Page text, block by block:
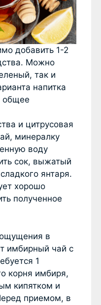
добавить 1-2
Можно
так и
напитка
общее
и цитрусовая
минералку
воду
сок, выжатый
янтаря.
хорошо
полученное
в
имбирный чай с
1
корня имбиря,
кипятком и
приемом, в